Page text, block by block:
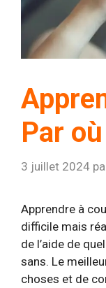
Par
3 juillet 2024
Apprendre à
difficile mais
de l’aide de
sans. Le
choses et de